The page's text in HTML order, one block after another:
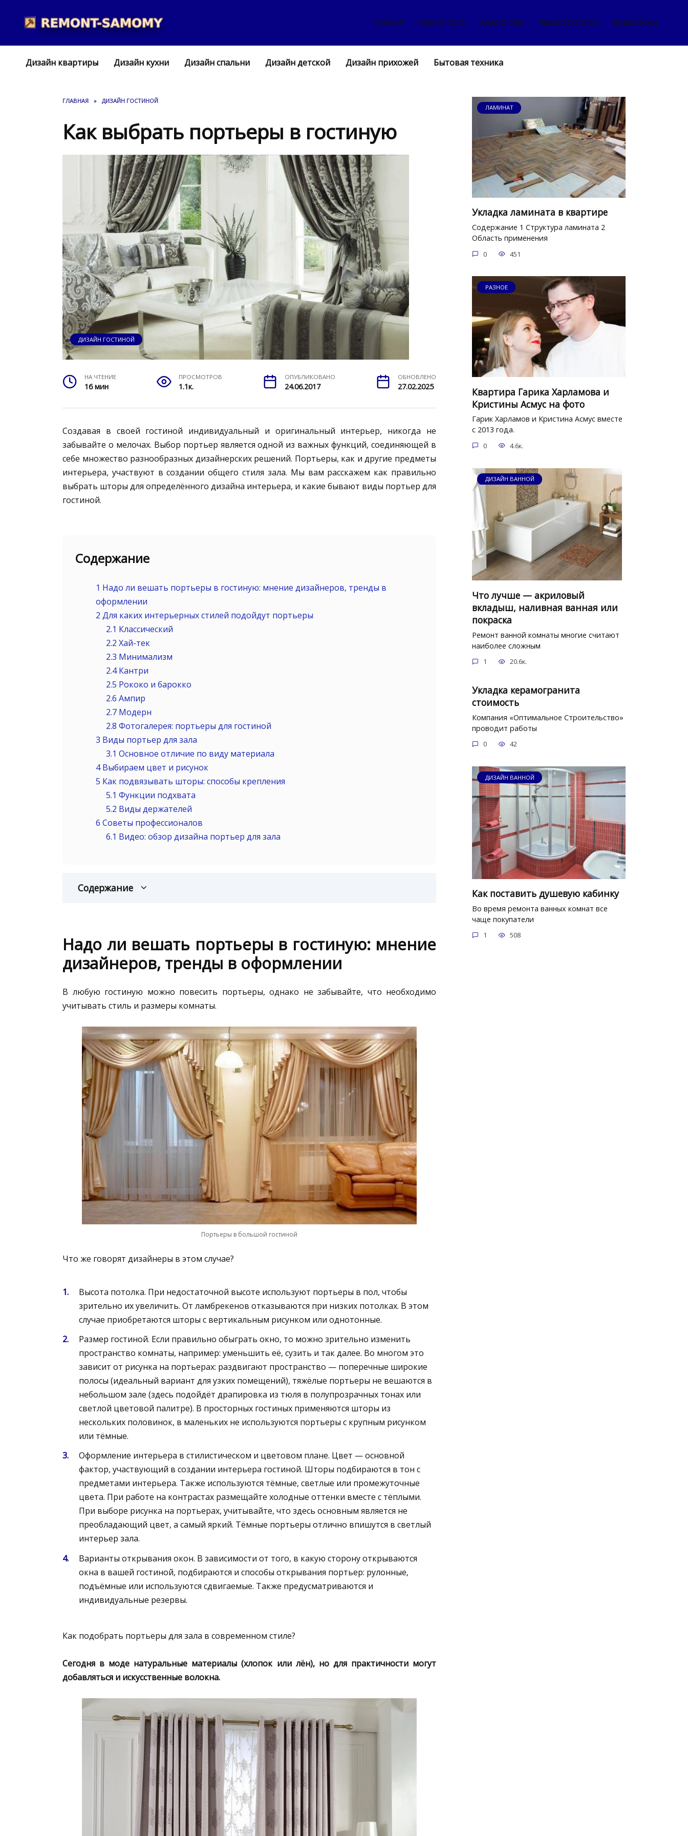
содержанию
ГЛАВНАЯ РЕМОНТ ПОЛА РЕМОНТ СТЕН РЕМОНТ ПОТОЛКА ВИДЕОУРОКИ
Дизайн квартиры Дизайн кухни Дизайн спальни Дизайн детской Дизайн прихожей Бытовая техника
ГЛАВНАЯ » ДИЗАЙН ГОСТИНОЙ
Как выбрать портьеры в гостиную
ДИЗАЙН ГОСТИНОЙ
НА ЧТЕНИЕ
16 мин
ПРОСМОТРОВ
1.1к.
ОПУБЛИКОВАНО
24.06.2017
ОБНОВЛЕНО
27.02.2025
Создавая в своей гостиной индивидуальный и оригинальный интерьер, никогда не
забывайте о мелочах. Выбор портьер является одной из важных функций, соединяющей в
себе множество разнообразных дизайнерских решений. Портьеры, как и другие предметы
интерьера, участвуют в создании общего стиля зала. Мы вам расскажем как правильно
выбрать шторы для определённого дизайна интерьера, и какие бывают виды портьер для
гостиной.
Содержание
1 Надо ли вешать портьеры в гостиную: мнение дизайнеров, тренды в
оформлении
2 Для каких интерьерных стилей подойдут портьеры
2.1 Классический
2.2 Хай-тек
2.3 Минимализм
2.4Кантри
2.5 Рококо и барокко
2.6 Ампир
2.7 Модерн
2.8 Фотогалерея: портьеры для гостиной
3 Виды портьер для зала
3.1 Основное отличие по виду материала
4Выбираем цвет и рисунок
5 Как подвязывать шторы: способы крепления
5.1 Функции подхвата
5.2 Виды держателей
6 Советы профессионалов
6.1 Видео: обзор дизайна портьер для зала
Содержание
Надо ли вешать портьеры в гостиную: мнение
дизайнеров, тренды в оформлении
В любую гостиную можно повесить портьеры, однако не забывайте, что необходимо
учитывать стиль и размеры комнаты.
Портьеры в большой гостиной
Что же говорят дизайнеры в этом случае?
Высота потолка. При недостаточной высоте используют портьеры в пол, чтобы
зрительно их увеличить. От ламбрекенов отказываются при низких потолках. В этом
случае приобретаются шторы с вертикальным рисунком или однотонные.
Размер гостиной. Если правильно обыграть окно, то можно зрительно изменить
пространство комнаты, например: уменьшить её, сузить и так далее. Во многом это
зависит от рисунка на портьерах: раздвигают пространство — поперечные широкие
полосы (идеальный вариант для узких помещений), тяжёлые портьеры не вешаются в
небольшом зале (здесь подойдёт драпировка из тюля в полупрозрачных тонах или
светлой цветовой палитре). В просторных гостиных применяются шторы из
нескольких половинок, в маленьких не используются портьеры с крупным рисунком
или тёмные.
Оформление интерьера в стилистическом и цветовом плане. Цвет — основной
фактор, участвующий в создании интерьера гостиной. Шторы подбираются в тон с
предметами интерьера. Также используются тёмные, светлые или промежуточные
цвета. При работе на контрастах размещайте холодные оттенки вместе с тёплыми.
При выборе рисунка на портьерах, учитывайте, что здесь основным является не
преобладающий цвет, а самый яркий. Тёмные портьеры отлично впишутся в светлый
интерьер зала.
Варианты открывания окон. В зависимости от того, в какую сторону открываются
окна в вашей гостиной, подбираются и способы открывания портьер: рулонные,
подъёмные или используются сдвигаемые. Также предусматриваются и
индивидуальные резервы.
Как подобрать портьеры для зала в современном стиле?
Сегодня в моде натуральные материалы (хлопок или лён), но для практичности могут
добавляться и искусственные волокна.
ЛАМИНАТ
Укладка ламината в квартире
Содержание 1 Структура ламината 2
Область применения
0 451
РАЗНОЕ
Квартира Гарика Харламова и
Кристины Асмус на фото
Гарик Харламов и Кристина Асмус вместе
с 2013 года.
0 4.6к.
ДИЗАЙН ВАННОЙ
Что лучше — акриловый
вкладыш, наливная ванная или
покраска
Ремонт ванной комнаты многие считают
наиболее сложным
1 20.6к.
Укладка керамогранита
стоимость
Компания «Оптимальное Строительство»
проводит работы
0 42
ДИЗАЙН ВАННОЙ
Как поставить душевую кабинку
Во время ремонта ванных комнат все
чаще покупатели
1 508